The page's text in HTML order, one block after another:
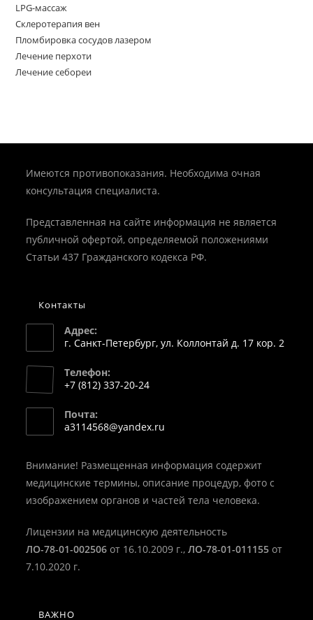
LPG-массаж
Склеротерапия вен
Пломбировка сосудов лазером
Лечение перхоти
Лечение себореи
Имеются противопоказания. Необходима очная
консультация специалиста.
Представленная на сайте информация не является
публичной офертой, определяемой положениями
Статьи 437 Гражданского кодекса РФ.
Контакты
Адрес:
г. Санкт-Петербург, ул. Коллонтай д. 17 кор. 2
Телефон:
+7 (812) 337-20-24
в
вашем
Почта:
a3114568@yandex.ru
приложении
Внимание! Размещенная информация содержит
медицинские термины, описание процедур, фото с
изображением органов и частей тела человека.
Лицензии на медицинскую деятельность
ЛО-78-01-002506 от 16.10.2009 г.,ЛО-78-01-011155 от
7.10.2020 г.
ВАЖНО